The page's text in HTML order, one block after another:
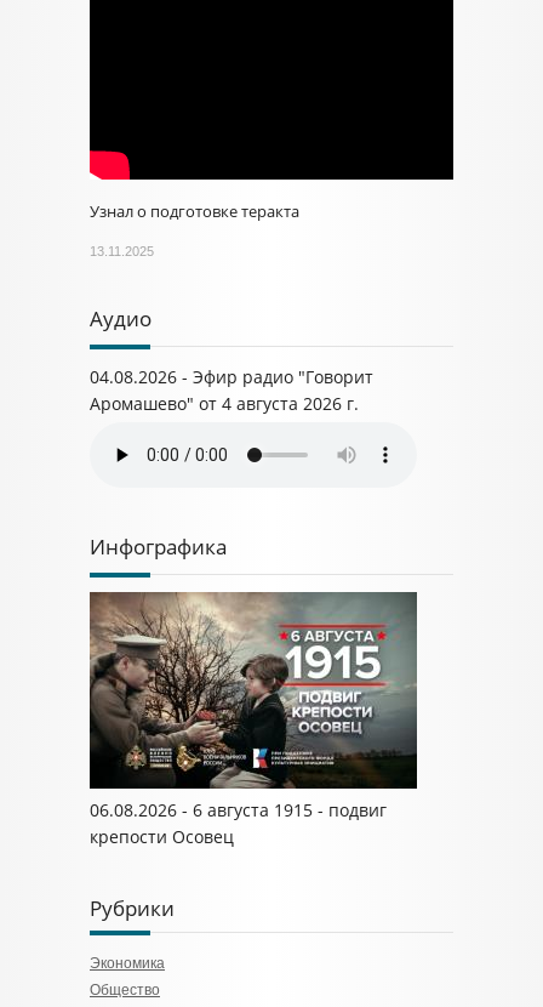
Узнал о подготовке теракта
13.11.2025
Аудио
04.08.2026 - Эфир радио "Говорит
Аромашево" от 4 августа 2026 г.
Инфографика
06.08.2026 - 6 августа 1915 - подвиг
крепости Осовец
Рубрики
Экономика
Общество